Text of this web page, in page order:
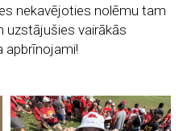
nekavējoties nolēmu tam
uzstājušies vairākās
apbrīnojami!